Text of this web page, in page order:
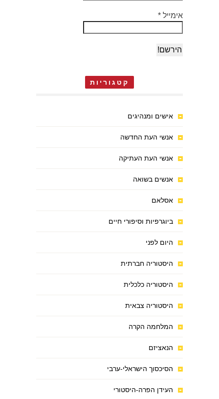
אימייל *
קטגוריות
אישים ומנהיגים
אנשי העת החדשה
אנשי העת העתיקה
אנשים בשואה
אסלאם
ביוגרפיות וסיפורי חיים
היום לפני
היסטוריה חברתית
היסטוריה כלכלית
היסטוריה צבאית
המלחמה הקרה
הנאציזם
הסיכסוך הישראלי-ערבי
העידן הפרה-היסטורי